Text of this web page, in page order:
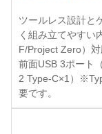
ツールレス設計と
く組み立てやすい
F/Project Zero）対
前面USB 3ポート
2 Type-C×1）
要です。